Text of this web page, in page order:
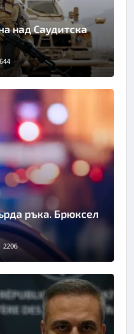
над Саудитска
644
ръка. Брюксел
2206